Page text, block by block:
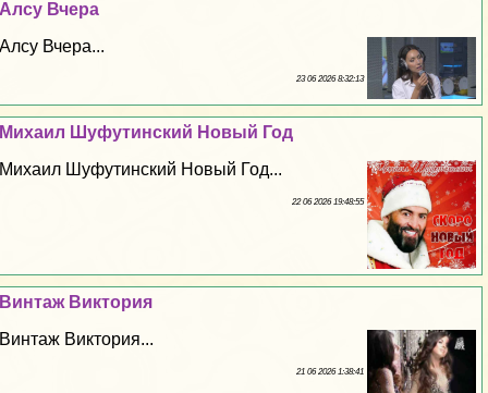
Алсу Вчера
Алсу Вчера...
23 06 2026 8:32:13
Михаил Шуфутинский Новый Год
Михаил Шуфутинский Новый Год...
22 06 2026 19:48:55
Винтаж Виктория
Винтаж Виктория...
21 06 2026 1:38:41